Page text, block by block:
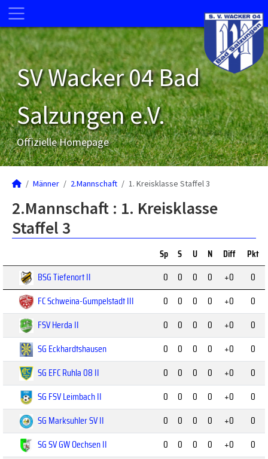
SV Wacker 04 Bad
Salzungen e.V.
Offizielle Homepage
Männer 2.Mannschaft 1. Kreisklasse Staffel 3
2.Mannschaft : 1. Kreisklasse
Staffel 3
Sp S U N Diff
Pkt
BSG Tiefenort II
0 0 0 0 +0
0
FC Schweina-Gumpelstadt III
0 0 0 0 +0
0
FSV Herda II
0 0 0 0 +0
0
SG Eckhardtshausen
0 0 0 0 +0
0
SG EFC Ruhla 08 II
0 0 0 0 +0
0
SG FSV Leimbach II
0 0 0 0 +0
0
SG Marksuhler SV II
0 0 0 0 +0
0
SG SV GW Oechsen II
0 0 0 0 +0
0